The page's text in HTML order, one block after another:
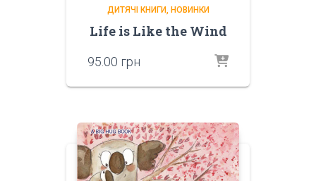
ДИТЯЧІ КНИГИ НОВИНКИ
Life is Like the Wind
95.00 грн